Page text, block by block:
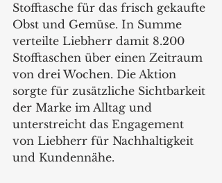
Stofftasche für das frisch gekaufte
Obst und Gemüse. In Summe
verteilte Liebherr damit 8.200
Stofftaschen über einen Zeitraum
von drei Wochen. Die Aktion
sorgte für zusätzliche Sichtbarkeit
der Marke im Alltag und
unterstreicht das Engagement
von Liebherr für Nachhaltigkeit
und Kundennähe.